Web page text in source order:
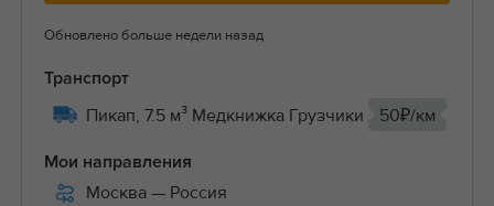
Обновлено больше недели назад
Транспорт
Пикап, 7.5 м³ Медкнижка Грузчики 50₽/км
Мои направления
Москва — Россия